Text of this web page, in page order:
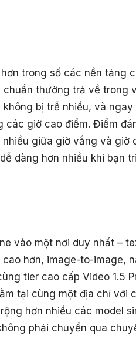
trong số các nền tảng
thường trả về trong
bị trễ nhiều, và
các giờ cao điểm. Điểm
giữa giờ vắng và giờ
dàng hơn nhiều khi bạn
vào một nơi duy nhất –
hơn, image-to-image,
tier cao cấp Video 1.5
tại cùng một địa chỉ với
hơn nhiều các model
phải chuyển qua